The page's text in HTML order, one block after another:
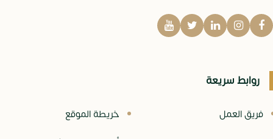
روابط سريعة
فريق العمل
خريطة الموقع